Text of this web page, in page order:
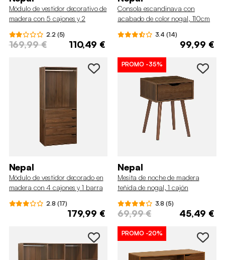
Módulo de vestidor decorativo de
madera con 5 cajones y 2
2.2 (5)
169,99 € 110,49 €
Consola escandinava con
acabado de color nogal, 110cm
3.4 (14)
99,99 €
Nepal
Módulo de vestidor decorado en
madera con 4 cajones y 1 barra
2.8 (17)
179,99 €
PROMO -35%
Nepal
Mesita de noche de madera
teñida de nogal, 1 cajón
3.8 (5)
69,99 € 45,49 €
PROMO -20%